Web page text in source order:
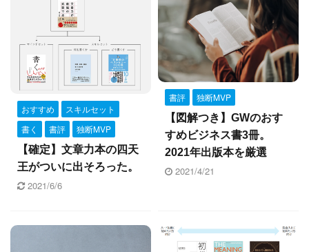
おすすめ
スキルセット
書く
書評
独断MVP
【確定】文章力本の四天
王がついに出そろった。
2021/6/6
書評
独断MVP
【図解つき】GWのおす
すめビジネス書3冊。
2021年出版本を厳選
2021/4/21